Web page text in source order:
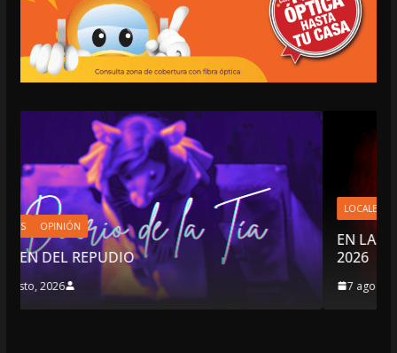
LOCALES OPINIÓN
EN LAS TRIPAS DEL JAGUAR: 07 DE
2026
7 agosto, 2026